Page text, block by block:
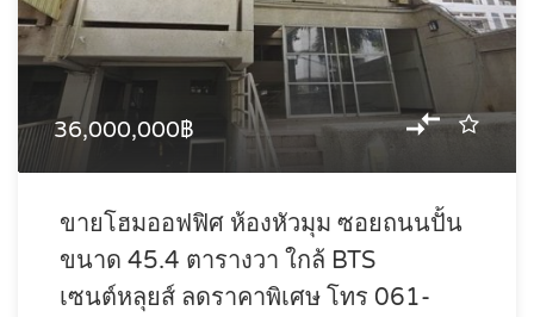
36,000,000฿
ขายโฮมออฟฟิศ ห้องหัวมุม ซอยถนนปั้น
ขนาด 45.4 ตารางวา ใกล้ BTS
เซนต์หลุยส์ ลดราคาพิเศษ โทร 061-